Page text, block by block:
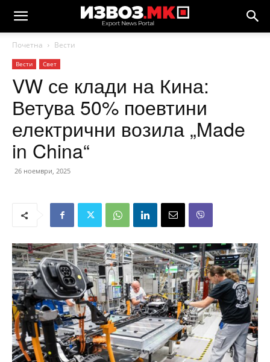
Почетна Вести
Вести Свет
VW се клади на Кина:
Ветува 50% поевтини
електрични возила „Made
in China“
26 ноември, 2025